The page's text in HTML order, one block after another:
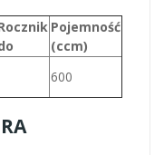
Pojemność
(ccm)
600